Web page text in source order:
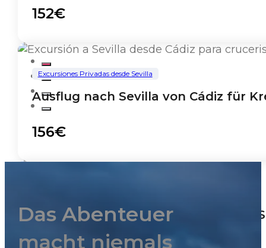
152€
Excursiones Privadas desde Sevilla
Ausflug nach Sevilla von Cádiz für
156€
Private Exkursion nach Córdoba ab
Das Abenteuer
macht niemals